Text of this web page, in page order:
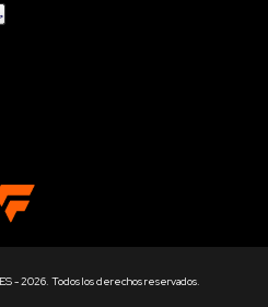
- 2026. Todos los derechos reservados.